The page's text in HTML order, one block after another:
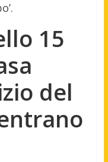
15
del